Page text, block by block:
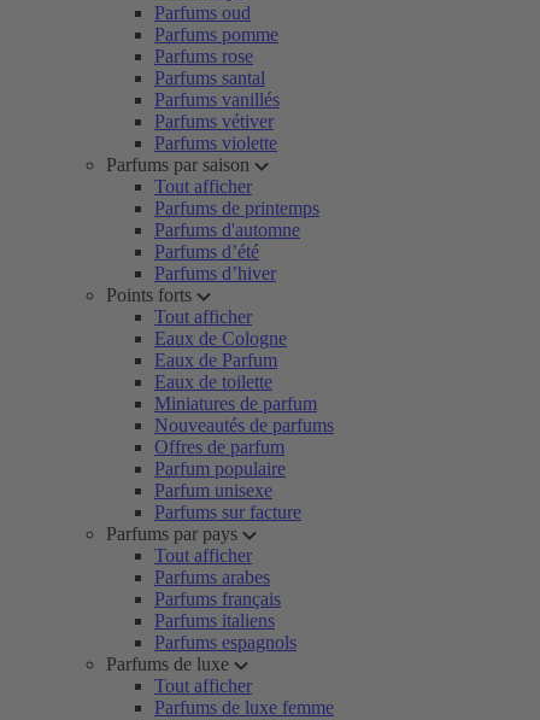
Parfums oud
Parfums pomme
Parfums rose
Parfums santal
Parfums vanillés
Parfums vétiver
Parfums violette
Parfums par saison
Tout afficher
Parfums de printemps
Parfums d'automne
Parfums d’été
Parfums d’hiver
Points forts
Tout afficher
Eaux de Cologne
Eaux de Parfum
Eaux de toilette
Miniatures de parfum
Nouveautés de parfums
Offres de parfum
Parfum populaire
Parfum unisexe
Parfums sur facture
Parfums par pays
Tout afficher
Parfums arabes
Parfums français
Parfums italiens
Parfums espagnols
Parfums de luxe
Tout afficher
Parfums de luxe femme